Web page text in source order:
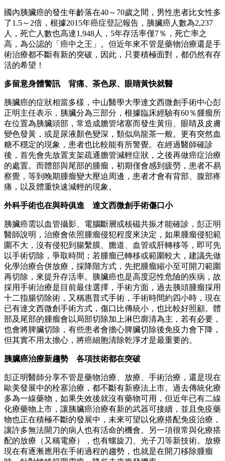
國內胰臟癌的發生年齡落在40～70歲之間，男性患者比女性多
了1.5～2倍，根據2015年癌症登記報告，胰臟癌人數為2,237
人，死亡人數也高達1,948人，5年存活率僅7％，死亡率之
高，為公認的「癌中之王」。但近年來不管是藥物治療還是手
術治療都不斷有新的突破，因此，只要積極面對，都仍然有存
活的希望！
多留意身體警訊 背痛、茶色尿、眼睛黃快就醫
胰臟癌的症狀相當多樣，中山醫學大學達文西微創手術中心彭
正明主任表示，胰臟分為三部分，根據臨床經驗有60％腫瘤所
在位置為胰臟頭部，常造成膽管堵塞而發生黃疸、眼睛及皮膚
變色發黃，或是尿液顏色變深，類似烏龍茶一般。更有突然血
糖不穩定的現象，患者也比較能有所警覺。在經過醫師確診
後，首先會先放置支架疏通膽管減輕症狀，之後再做癌症治療
的處置。而體部與尾部的腫瘤，初期僅會感到疲勞，患者不易
察覺，等到晚期腫瘤變大壓迫周邊，患者才會有背部、腹部疼
痛，以及體重快速減輕的現象。
外科手術也在與時俱進 達文西微創手術傷口小
胰臟癌需以血管攝影、電腦斷層或核磁共振才能確診，彭正明
醫師說明，治療會依照腫瘤侵犯程度來決定，如果腫瘤侵犯範
圍不大，沒有侵犯到腸繫膜、膽道、血管或肝轉移等，即可先
以手術切除，爭取時間；若腫瘤已轉移或範圍較大，建議先做
化學治療合併放療，採降階方式，先把腫瘤縮小至可開刀範圍
再切除，來提升存活率。胰臟癌也是高度惡性危險的疾病，故
採用手術治療是目前最佳選擇，手術方面，過去胰頭腫瘤採用
十二指腸切除術，又稱惠普式手術，手術時間約四小時，現在
已有達文西微創手術方式，傷口比傳統小，也比較好照顧。體
部及尾部的腫瘤會以局部切除加上淋巴廓清為主，若有必要，
也會將脾臟切除，有些患者會擔心脾臟切除後免疫力會下降，
但其實不用太擔心，將癌細胞清除乾淨才是最重要的。
胰臟癌治療新趨勢 各項技術都在突破
彭正明醫師分享不管是藥物治療、放療、手術治療，還是現在
歐美發展中的栓塞治療，都不斷有新療法上市。過去傳統化療
多為一線藥物，如果失效後就沒有藥物可用，但近年已有二線
化療藥物上市，讓胰臟癌治療有新的武器可接續，並且免疫藥
物也正在積極不斷的發展中，未來可望以化療搭配免疫治療，
讓許多無法開刀的病人也有活命的機會。另一項很常與化療搭
配的放療（又稱電療），也有螺旋刀、光子刀等新技術。放療
現在有逐漸應用在手術過程的趨勢，也就是在開刀移除腫瘤